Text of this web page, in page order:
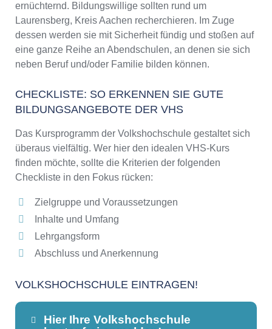
ernüchternd. Bildungswillige sollten rund um
Laurensberg, Kreis Aachen recherchieren. Im Zuge
dessen werden sie mit Sicherheit fündig und stoßen auf
eine ganze Reihe an Abendschulen, an denen sie sich
neben Beruf und/oder Familie bilden können.
CHECKLISTE: SO ERKENNEN SIE GUTE
BILDUNGSANGEBOTE DER VHS
Das Kursprogramm der Volkshochschule gestaltet sich
überaus vielfältig. Wer hier den idealen VHS-Kurs
finden möchte, sollte die Kriterien der folgenden
Checkliste in den Fokus rücken:
Zielgruppe und Voraussetzungen
Inhalte und Umfang
Lehrgangsform
Abschluss und Anerkennung
VOLKSHOCHSCHULE EINTRAGEN!
Hier Ihre Volkshochschule